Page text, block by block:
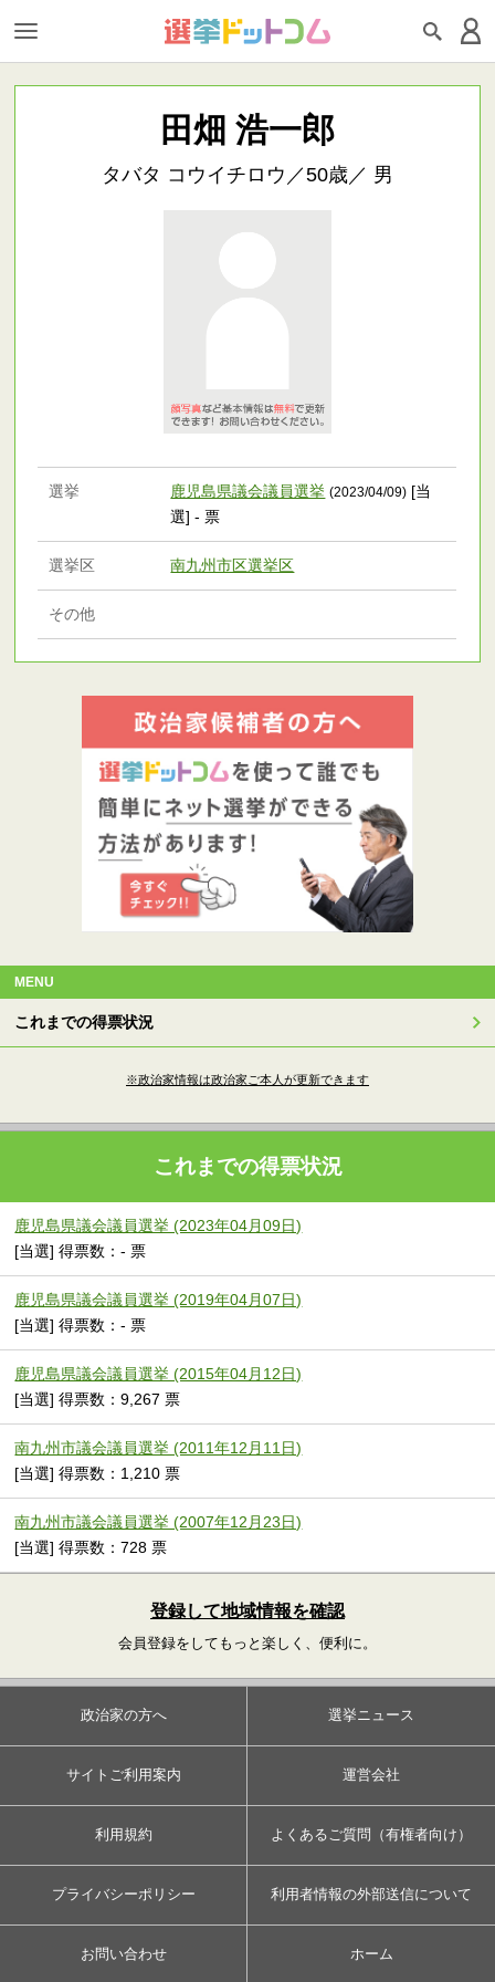
田畑 浩一郎
タバタ コウイチロウ／50歳／ 男
選挙 鹿児島県議会議員選挙 (2023/04/09) [当
選] - 票
選挙区 南九州市区選挙区
その他
MENU
これまでの得票状況
※政治家情報は政治家ご本人が更新できます
これまでの得票状況
鹿児島県議会議員選挙 (2023年04月09日)
[当選] 得票数：- 票
鹿児島県議会議員選挙 (2019年04月07日)
[当選] 得票数：- 票
鹿児島県議会議員選挙 (2015年04月12日)
[当選] 得票数：9,267 票
南九州市議会議員選挙 (2011年12月11日)
[当選] 得票数：1,210 票
南九州市議会議員選挙 (2007年12月23日)
[当選] 得票数：728 票
登録して地域情報を確認
会員登録をしてもっと楽しく、便利に。
政治家の方へ 選挙ニュース
サイトご利用案内 運営会社
利用規約 よくあるご質問（有権者向け）
プライバシーポリシー 利用者情報の外部送信について
お問い合わせ ホーム